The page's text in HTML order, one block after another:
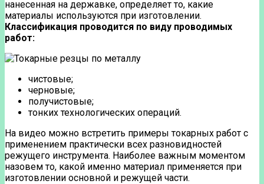
нанесенная на державке, определяет то, какие
материалы используются при изготовлении.
Классификация проводится по виду проводимых
работ:
чистовые;
черновые;
получистовые;
тонких технологических операций.
На видео можно встретить примеры токарных работ с
применением практически всех разновидностей
режущего инструмента. Наиболее важным моментом
назовем то, какой именно материал применяется при
изготовлении основной и режущей части.